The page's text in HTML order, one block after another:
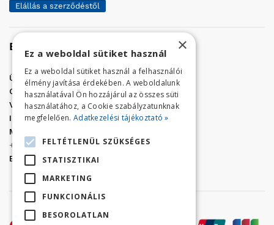
Elállás a szerződéstől
Elérhetőség
Üzletünk címe:
Szolnok, Vércse út 17.
Golf Center Áruház:06 (56) 423-324
VÁR-Kert Áruház: 06 (56) 429-771
Iroda:06 (56) 421-857
Megrendelés, termék információ:
+36 (70) 938-3356
E-mail:
golfaruhaz@gmail.com
×
Ez a weboldal sütiket használ
Ez a weboldal sütiket használ a felhasználói
élmény javítása érdekében. A weboldalunk
használatával Ön hozzájárul az összes süti
használatához, a Cookie szabályzatunknak
megfelelően. Adatkezelési tájékoztató »
FELTÉTLENÜL SZÜKSÉGES
STATISZTIKAI
MARKETING
FUNKCIONÁLIS
BESOROLATLAN